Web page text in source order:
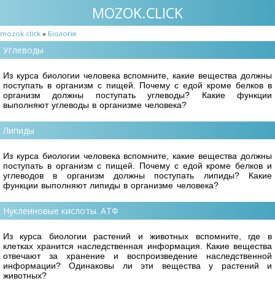
MOZOK.CLICK
mozok.click » Біологія
Углеводы
Из курса биологии человека вспомните, какие вещества должны
поступать в организм с пищей. Почему с едой кроме белков в
организм должны поступать углеводы? Какие функции
выполняют углеводы в организме человека?
Липиды
Из курса биологии человека вспомните, какие вещества должны
поступать в организм с пищей. Почему с едой кроме белков и
углеводов в организм должны поступать липиды? Какие
функции выполняют липиды в организме человека?
Нуклеиновые кислоты. АТФ
Из курса биологии растений и животных вспомните, где в
клетках хранится наследственная информация. Какие вещества
отвечают за хранение и воспроизведение наследственной
информации? Одинаковы ли эти вещества у растений и
животных?